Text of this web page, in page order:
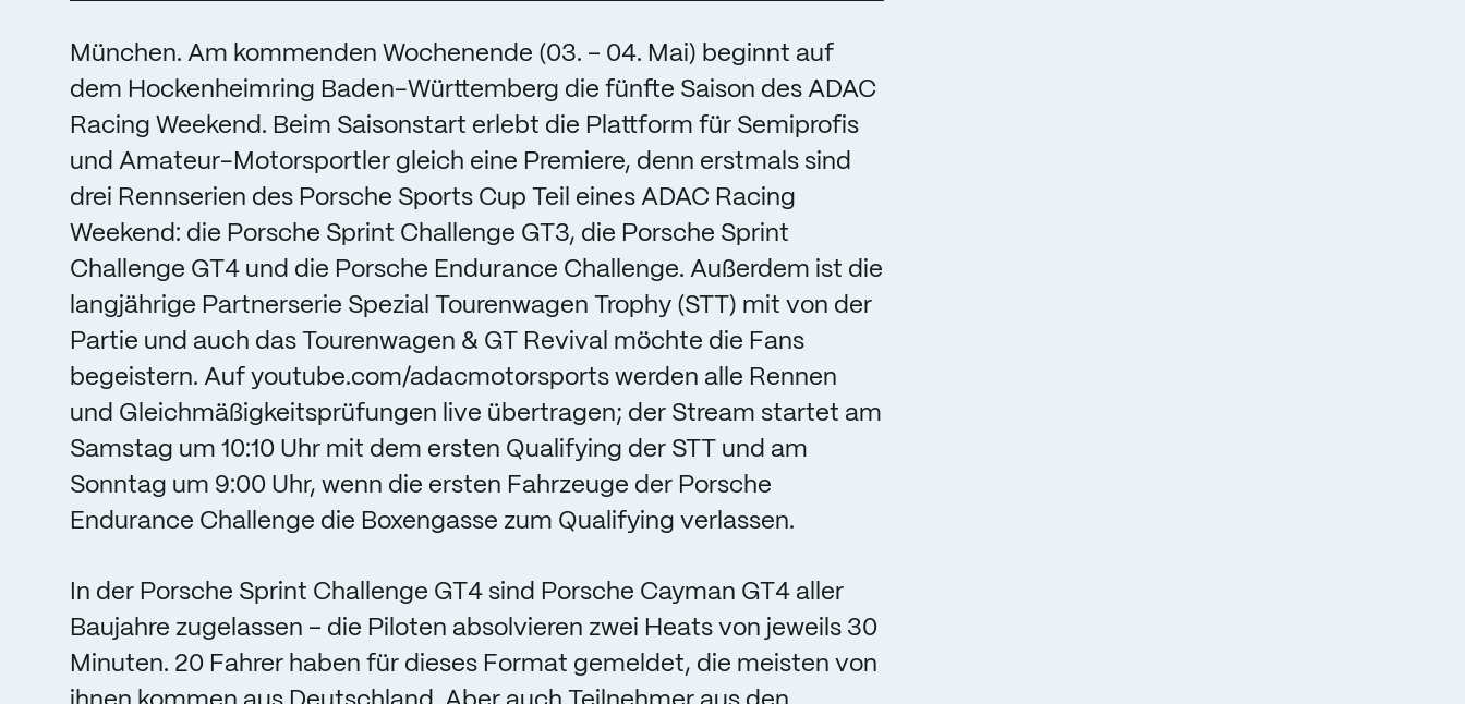
München. Am kommenden Wochenende (03. – 04. Mai) beginnt auf
dem Hockenheimring Baden-Württemberg die fünfte Saison des ADAC
Racing Weekend. Beim Saisonstart erlebt die Plattform für Semiprofis
und Amateur-Motorsportler gleich eine Premiere, denn erstmals sind
drei Rennserien des Porsche Sports Cup Teil eines ADAC Racing
Weekend: die Porsche Sprint Challenge GT3, die Porsche Sprint
Challenge GT4 und die Porsche Endurance Challenge. Außerdem ist die
langjährige Partnerserie Spezial Tourenwagen Trophy (STT) mit von der
Partie und auch das Tourenwagen & GT Revival möchte die Fans
begeistern. Auf youtube.com/adacmotorsports werden alle Rennen
und Gleichmäßigkeitsprüfungen live übertragen; der Stream startet am
Samstag um 10:10 Uhr mit dem ersten Qualifying der STT und am
Sonntag um 9:00 Uhr, wenn die ersten Fahrzeuge der Porsche
Endurance Challenge die Boxengasse zum Qualifying verlassen.
In der Porsche Sprint Challenge GT4 sind Porsche Cayman GT4 aller
Baujahre zugelassen – die Piloten absolvieren zwei Heats von jeweils 30
Minuten. 20 Fahrer haben für dieses Format gemeldet, die meisten von